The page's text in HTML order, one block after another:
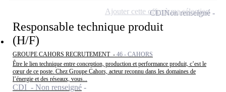
Responsable technique produit
(H/F)
GROUPE CAHORS RECRUTEMENT - 46 - CAHORS
Être le lien technique entre conception, production et performance produit, c’est le
cœur de ce poste. Chez Groupe Cahors, acteur reconnu dans les domaines de
l’énergie et des réseaux, vous...
CDI - Non renseigné
CDINon renseigné
Ajouter cette offre à ma sélection